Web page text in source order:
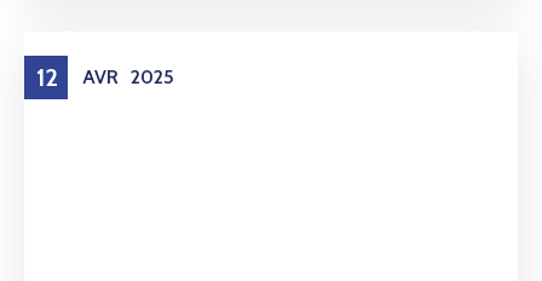
12 AVR 2025